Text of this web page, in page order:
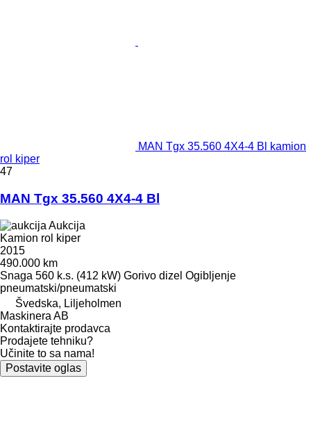
MAN Tgx 35.560 4X4-4 Bl kamion
rol kiper
47
MAN Tgx 35.560 4X4-4 Bl
Aukcija
Kamion rol kiper
2015
490.000 km
Snaga 560 k.s. (412 kW) Gorivo dizel Ogibljenje
pneumatski/pneumatski
Švedska, Liljeholmen
Maskinera AB
Kontaktirajte prodavca
Prodajete tehniku?
Učinite to sa nama!
Postavite oglas